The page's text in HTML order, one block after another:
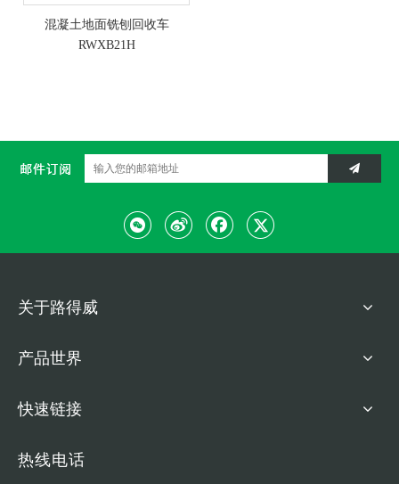
混凝土地面铣刨回收车
RWXB21H
关于路得威
产品世界
快速链接
热线电话